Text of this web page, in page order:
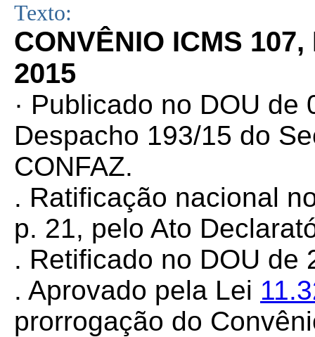
Texto:
CONVÊNIO ICMS
2015
· Publicado no DOU
Despacho 193/15 do
CONFAZ.
. Ratificação nacional
p. 21, pelo Ato
. Retificado no DOU de
. Aprovado pela Lei
prorrogação do